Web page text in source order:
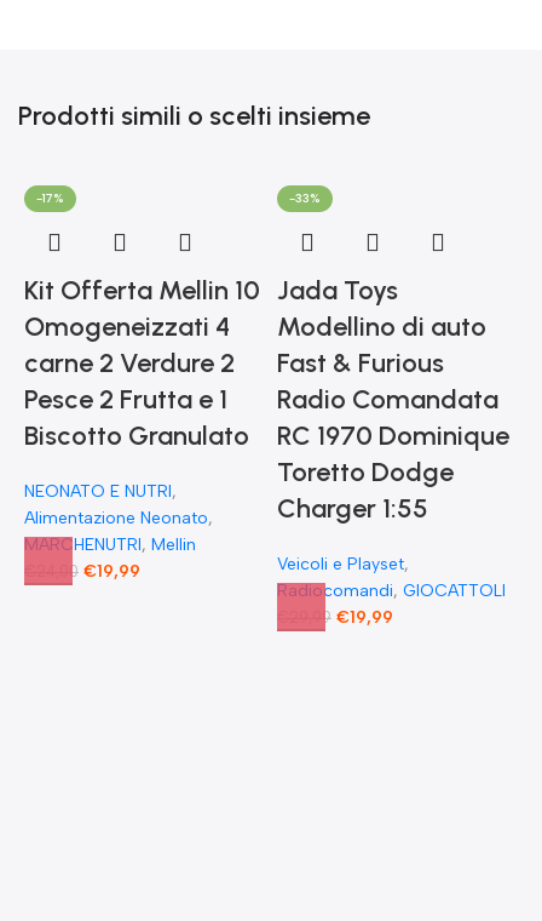
Prodotti simili o scelti insieme
-17%
Kit Offerta Mellin 10
Omogeneizzati 4
carne 2 Verdure 2
Pesce 2 Frutta e 1
Biscotto Granulato
NEONATO E NUTRI,
Alimentazione Neonato,
MARCHENUTRI, Mellin
24,00 €19,99
-33%
Jada Toys
Modellino di auto
Fast & Furious
Radio Comandata
RC 1970 Dominique
Toretto Dodge
Charger 1:55
Veicoli e Playset,
Radiocomandi, GIOCATTOLI
29,99 €19,99